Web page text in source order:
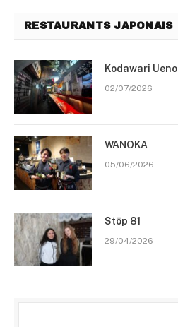
RESTAURANTS JAPONAIS
Kodawari Ueno
02/07/2026
WANOKA
05/06/2026
Stōp 81
29/04/2026